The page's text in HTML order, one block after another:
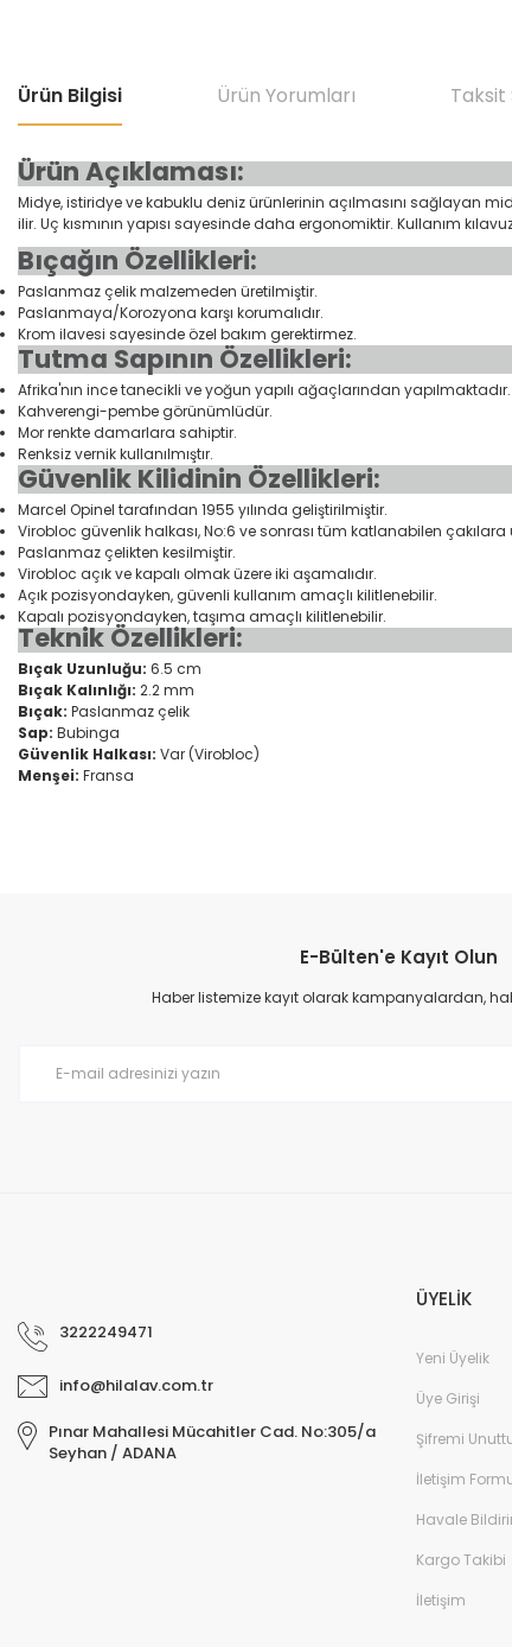
Ürün Bilgisi Ürün Yorumları Taksit
Ürün Açıklaması:
Midye, istiridye ve kabuklu deniz ürünlerinin açılmasını sağlayan
ilir. Uç kısmının yapısı sayesinde daha ergonomiktir. Kullanım
Bıçağın Özellikleri:
Paslanmaz çelik malzemeden üretilmiştir.
Paslanmaya/Korozyona karşı korumalıdır.
Krom ilavesi sayesinde özel bakım gerektirmez.
Tutma Sapının Özellikleri:
Afrika'nın ince tanecikli ve yoğun yapılı ağaçlarından yapılmaktadır.
Kahverengi-pembe görünümlüdür.
Mor renkte damarlara sahiptir.
Renksiz vernik kullanılmıştır.
Güvenlik Kilidinin Özellikleri:
Marcel Opinel tarafından 1955 yılında geliştirilmiştir.
Virobloc güvenlik halkası, No:6 ve sonrası tüm katlanabilen
Paslanmaz çelikten kesilmiştir.
Virobloc açık ve kapalı olmak üzere iki aşamalıdır.
Açık pozisyondayken, güvenli kullanım amaçlı kilitlenebilir.
Kapalı pozisyondayken, taşıma amaçlı kilitlenebilir.
Teknik Özellikleri:
Bıçak Uzunluğu: 6.5 cm
Bıçak Kalınlığı: 2.2 mm
Bıçak: Paslanmaz çelik
Sap: Bubinga
Güvenlik Halkası: Var (Virobloc)
Menşei: Fransa
Ürün resmi kalitesiz, bozuk veya görüntülenemiyor.
Ürün açıklamasında eksik bilgiler bulunuyor.
E-Bülten'e Kayıt Olun
Haber listemize kayıt olarak kampanyalardan,
3222249471
info@hilalav.com.tr
Pınar Mahallesi Mücahitler Cad. No:305/a
Seyhan / ADANA
ÜYELİK
Yeni Üyelik
Üye Girişi
Şifremi
İletişim
Havale
Kargo Takibi
İletişim